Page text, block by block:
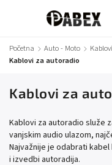
Početna / Auto - Moto /
Kablovi za autoradio
Kablovi za
Kablovi za autoradio služe
vanjskim audio ulazom,
Najvažnije je odabrati
i izvedbi autoradija.